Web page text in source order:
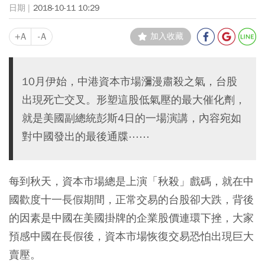
2018-10-11 10:29
+A -A 加入收藏
10月伊始，中港資本市場瀰漫肅殺之氣，台股
出現死亡交叉。形塑這股低氣壓的最大催化劑，
就是美國副總統彭斯4日的一場演講，內容宛如
對中國發出的最後通牒⋯⋯
每到秋天，資本市場總是上演「秋殺」戲碼，就在中
國歡度十一長假期間，正常交易的台股卻大跌，背後
的因素是中國在美國掛牌的企業股價連環下挫，大家
預感中國在長假後，資本市場恢復交易恐怕出現巨大
賣壓。